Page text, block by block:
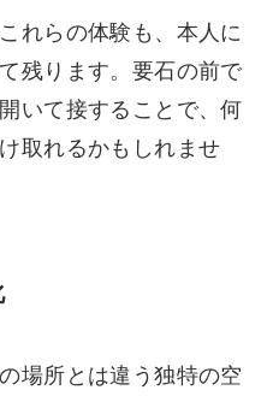
れらの体験も、本人に
残ります。要石の前で
いて接することで、何
取れるかもしれませ
場所とは違う独特の空